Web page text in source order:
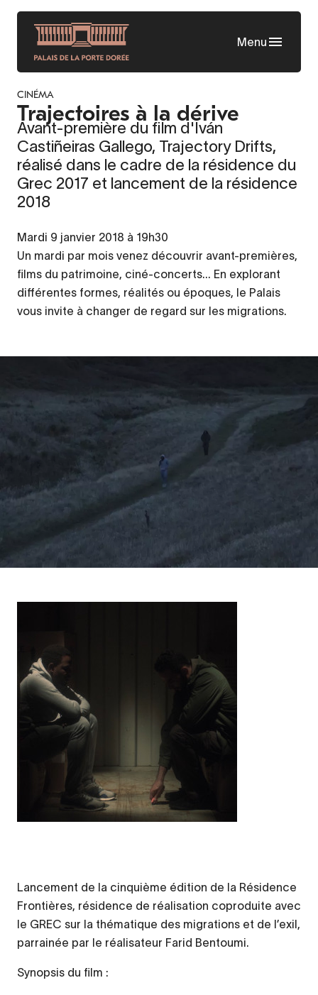
Aller
contenu
principal
Menu
CINÉMA
Trajectoires à la dérive
Avant-première du film d'Iván
Castiñeiras Gallego, Trajectory Drifts,
réalisé dans le cadre de la résidence du
Grec 2017 et lancement de la résidence
2018
Mardi 9 janvier 2018 à 19h30
Un mardi par mois venez découvrir avant-premières,
films du patrimoine, ciné-concerts... En explorant
différentes formes, réalités ou époques, le Palais
vous invite à changer de regard sur les migrations.
Contenu
Lancement de la cinquième édition de la Résidence
Frontières, résidence de réalisation coproduite avec
le GREC sur la thématique des migrations et de l’exil,
parrainée par le réalisateur Farid Bentoumi.
Synopsis du film :